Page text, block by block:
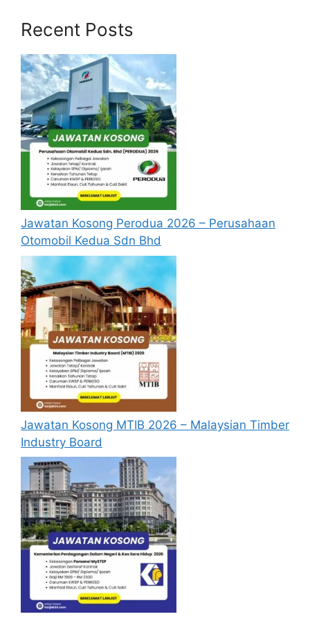
Baca Juga:
Renew Lesen & Roadtax di Aplikasi
MyJPJ
Personel MySTEP Jabatan Kemajuan
Masyarakat (KEMAS)
Bonus Penjawat Awam RM2000!
Tugas Guru Ganti PPD Kuala
Muda
Melaksanakan pengajaran dan
pembelajaran di bilik darjah seperti Guru
Tetap.
Menjalankan Tugas-Tugas guru yang
digantikan.
Terlibat dalam aktiviti ko-kurikulum.
Lain-lain tugas dan aktiviti yang
diarahkan oleh pihak sekolah.
Syarat Asas Permohonan
Calon hendaklah warganegara Malaysia
berusia tidak kurang daripada 18 tahun
pada tarikh tutup permohonan jawatan.
Berkelayakan dan melepasi syarat-syarat
pelantikan yang telah ditetapkan bagi
setiap jawatan kosong Guru Ganti PPD
Kuala Muda yang hendak dipohon, Sila
Recent Posts
Jawatan Kosong Perodua 2026 – Perusahaan
Otomobil Kedua Sdn Bhd
Jawatan Kosong MTIB 2026 – Malaysian Timber
Industry Board